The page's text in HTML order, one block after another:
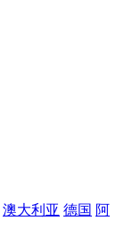
澳大利亚 德国 阿